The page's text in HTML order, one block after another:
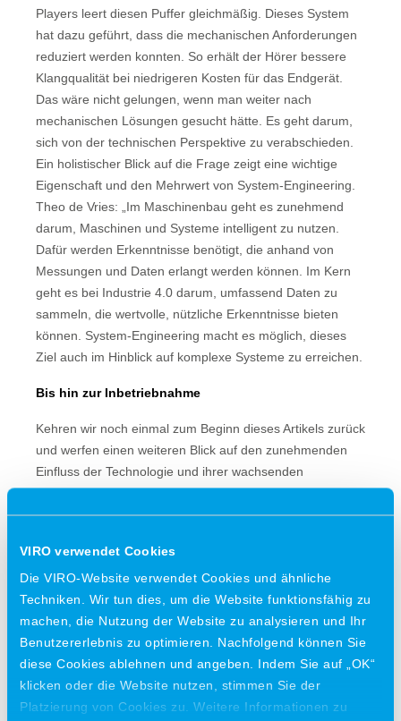
VIRO verwendet Cookies
Die VIRO-Website verwendet Cookies und ähnliche
Techniken. Wir tun dies, um die Website funktionsfähig zu
machen, die Nutzung der Website zu analysieren und Ihr
Benutzererlebnis zu optimieren. Nachfolgend können Sie
diese Cookies ablehnen und angeben. Indem Sie auf „OK“
klicken oder die Website nutzen, stimmen Sie der
Platzierung von Cookies zu. Weitere Informationen zu
Players leert diesen Puffer gleichmäßig. Dieses System
hat dazu geführt, dass die mechanischen Anforderungen
reduziert werden konnten. So erhält der Hörer bessere
Klangqualität bei niedrigeren Kosten für das Endgerät.
Das wäre nicht gelungen, wenn man weiter nach
mechanischen Lösungen gesucht hätte. Es geht darum,
sich von der technischen Perspektive zu verabschieden.
Ein holistischer Blick auf die Frage zeigt eine wichtige
Eigenschaft und den Mehrwert von System-Engineering.
Theo de Vries: „Im Maschinenbau geht es zunehmend
darum, Maschinen und Systeme intelligent zu nutzen.
Dafür werden Erkenntnisse benötigt, die anhand von
Messungen und Daten erlangt werden können. Im Kern
geht es bei Industrie 4.0 darum, umfassend Daten zu
sammeln, die wertvolle, nützliche Erkenntnisse bieten
können. System-Engineering macht es möglich, dieses
Ziel auch im Hinblick auf komplexe Systeme zu erreichen.
Bis hin zur Inbetriebnahme
Kehren wir noch einmal zum Beginn dieses Artikels zurück
und werfen einen weiteren Blick auf den zunehmenden
Einfluss der Technologie und ihrer wachsenden
Komplexität. In diesem Rahmen verweist André Scheer
auf einen weiteren Vorteil von System-Engineering: „Der
ist, damit der Gesamtentwurf ein Erfolg wird. Er ist in der
Lage, Wichtiges und Nebensächliches voneinander zu
trennen, und entwickelt dadurch ein umfassendes
Verständnis dessen, was die Maschine leisten muss.
Resultat ist nicht nur ein Entwurf, der von außen besser
aussieht, sondern auch eine bessere Lösung bis hin zur
Inbetriebnahme.“